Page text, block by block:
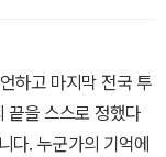
하고 마지막 전국 투
끝을 스스로 정했다
다. 누군가의 기억에